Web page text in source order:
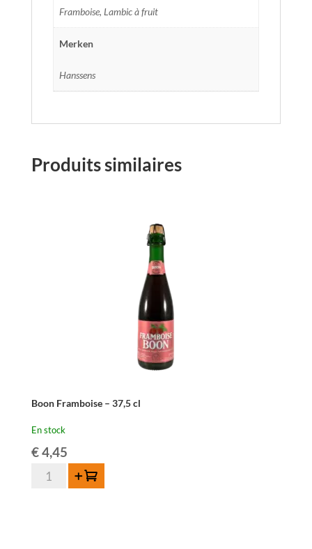
Framboise, Lambic à fruit
Merken
Hanssens
Produits similaires
Boon Framboise – 37,5 cl
En stock
€4,45
quantité
Ajouter au panier